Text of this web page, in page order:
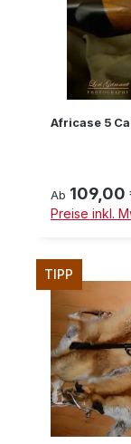
Africase 5
Regulärer
Ab 109,00
Preise inkl.
TIPP